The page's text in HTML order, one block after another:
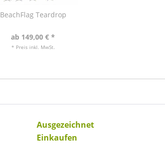
BeachFlag Teardrop
ab 149,00 € *
* Preis inkl. MwSt.
Ausgezeichnet
Einkaufen